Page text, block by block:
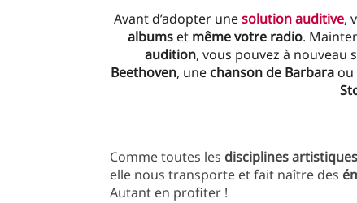
Avant d’adopter unesolution auditive,
albums et même votre radio.
audition, vous pouvez à nouveau
Beethoven, une chanson de Barbaraou
Comme toutes les disciplines artistiques
elle nous transporte et fait naître des
Autant en profiter !